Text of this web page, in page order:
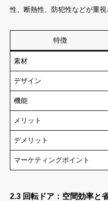
性、断熱性、防犯性などが重視
特徴
素材
デザイン
機能
メリット
デメリット
マーケティングポイント
2.3 回転ドア：空間効率と